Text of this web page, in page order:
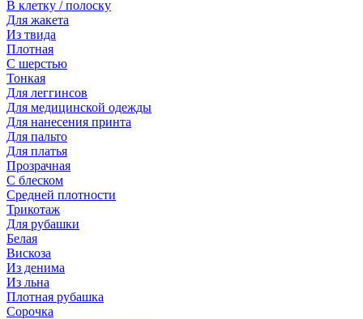
В клетку / полоску
Для жакета
Из твида
Плотная
С шерстью
Тонкая
Для леггинсов
Для медицинской одежды
Для нанесения принта
Для пальто
Для платья
Прозрачная
С блеском
Средней плотности
Трикотаж
Для рубашки
Белая
Вискоза
Из денима
Из льна
Плотная рубашка
Сорочка